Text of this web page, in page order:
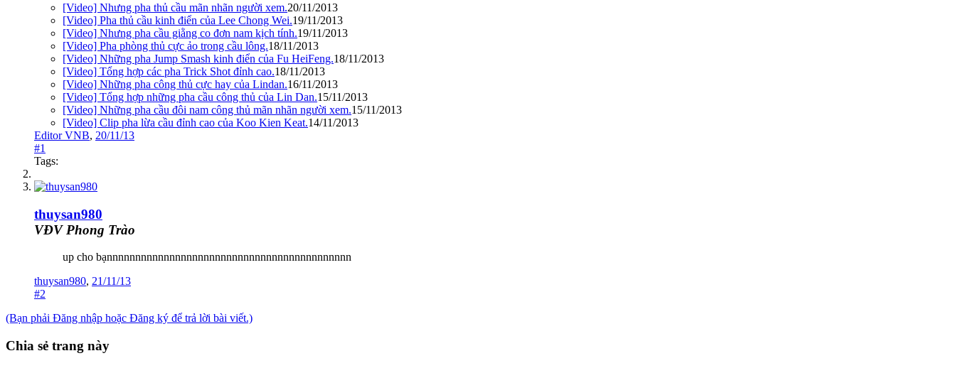
[Video] Nhưng pha thủ cầu mãn nhãn người xem.20/11/2013
[Video] Pha thủ cầu kinh điển của Lee Chong Wei.19/11/2013
[Video] Nhưng pha cầu giằng co đơn nam kịch tính.19/11/2013
[Video] Pha phòng thủ cực ảo trong cầu lông.18/11/2013
[Video] Những pha Jump Smash kinh điển của Fu HeiFeng.18/11/2013
[Video] Tổng hợp các pha Trick Shot đỉnh cao.18/11/2013
[Video] Những pha công thủ cực hay của Lindan.16/11/2013
[Video] Tổng hợp những pha cầu công thủ của Lin Dan.15/11/2013
[Video] Những pha cầu đôi nam công thủ mãn nhãn người xem.15/11/2013
[Video] Clip pha lừa cầu đỉnh cao của Koo Kien Keat.14/11/2013
Editor VNB, 20/11/13
#1
Tags:
thuysan980
VĐV Phong Trào
up cho bạnnnnnnnnnnnnnnnnnnnnnnnnnnnnnnnnnnnnnnnnnnn
thuysan980, 21/11/13
#2
(Bạn phải Đăng nhập hoặc Đăng ký để trả lời bài viết.)
Chia sẻ trang này